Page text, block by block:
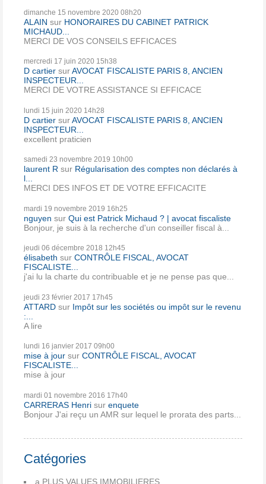
dimanche 15 novembre 2020 08h20
ALAIN sur HONORAIRES DU CABINET PATRICK
MICHAUD...
MERCI DE VOS CONSEILS EFFICACES
mercredi 17 juin 2020 15h38
D cartier surAVOCAT FISCALISTE PARIS 8, ANCIEN
INSPECTEUR...
MERCI DE VOTRE ASSISTANCE SI EFFICACE
lundi 15 juin 2020 14h28
D cartier surAVOCAT FISCALISTE PARIS 8, ANCIEN
INSPECTEUR...
excellent praticien
samedi 23 novembre 2019 10h00
laurent R sur Régularisation des comptes non déclarés à
l...
MERCI DES INFOS ET DE VOTRE EFFICACITE
mardi 19 novembre 2019 16h25
nguyen sur Qui est Patrick Michaud ? | avocat fiscaliste
Bonjour, je suis à la recherche d'un conseiller fiscal à...
jeudi 06 décembre 2018 12h45
élisabeth sur CONTRÔLE FISCAL, AVOCAT
FISCALISTE...
j'ai lu la charte du contribuable et je ne pense pas que...
jeudi 23 février 2017 17h45
ATTARD sur Impôt sur les sociétés ou impôt sur le revenu
:...
A lire
lundi 16 janvier 2017 09h00
mise à jour sur CONTRÔLE FISCAL, AVOCAT
FISCALISTE...
mise à jour
mardi 01 novembre 2016 17h40
CARRERAS Henri sur enquete
Bonjour J'ai reçu un AMR sur lequel le prorata des parts...
Catégories
a PLUS VALUES IMMOBILIERES